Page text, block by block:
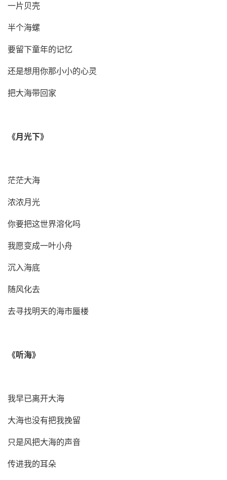
一片贝壳
半个海螺
要留下童年的记忆
还是想用你那小小的心灵
把大海带回家
《月光下》
茫茫大海
浓浓月光
你要把这世界溶化吗
我愿变成一叶小舟
沉入海底
随风化去
去寻找明天的海市蜃楼
《听海》
我早已离开大海
大海也没有把我挽留
只是风把大海的声音
传进我的耳朵